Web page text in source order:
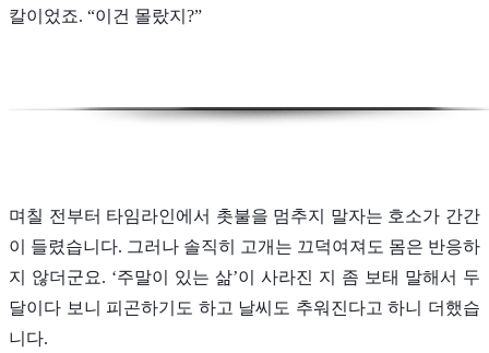
칼이었죠. “이건 몰랐지?”
며칠 전부터 타임라인에서 촛불을 멈추지 말자는 호소가 간간
이 들렸습니다. 그러나 솔직히 고개는 끄덕여져도 몸은 반응하
지 않더군요. ‘주말이 있는 삶’이 사라진 지 좀 보태 말해서 두
달이다 보니 피곤하기도 하고 날씨도 추워진다고 하니 더했습
니다.